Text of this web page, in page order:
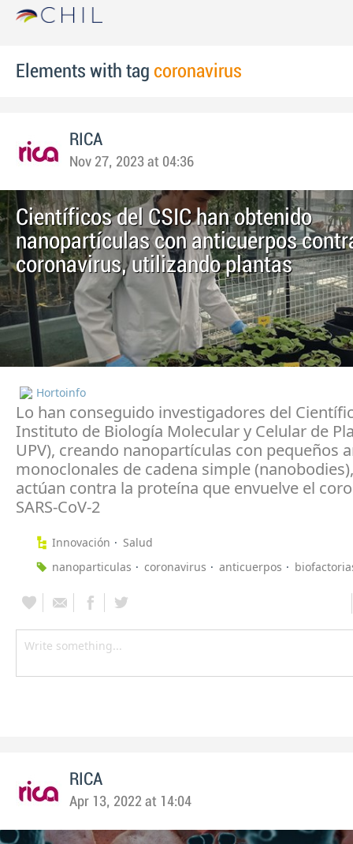
Elements with tag coronavirus
RICA
Nov 27, 2023 at 04:36
Científicos del CSIC han obtenido
nanopartículas con anticuerpos
coronavirus, utilizando plantas
Hortoinfo
Lo han conseguido investigadores del
Instituto de Biología Molecular y Celular de
UPV), creando nanopartículas con pequeños
monoclonales de cadena simple
actúan contra la proteína que envuelve el
SARS-CoV-2
Innovación
Salud
nanoparticulas
coronavirus anticuerpos
RICA
Apr 13, 2022 at 14:04